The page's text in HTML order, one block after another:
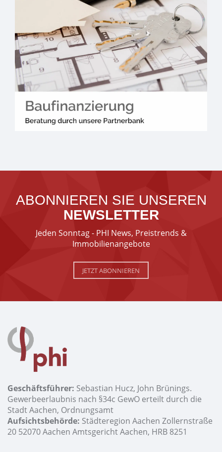
ABONNIEREN SIE UNSEREN
NEWSLETTER
Jeden Sonntag - PHI News, Preistrends &
Immobilienangebote
JETZT ABONNIEREN
Geschäftsführer: Sebastian Hucz, John Brünings.
Gewerbeerlaubnis nach §34c GewO erteilt durch die
Stadt Aachen, Ordnungsamt
Aufsichtsbehörde: Städteregion Aachen Zollernstraße
20 52070 Aachen Amtsgericht Aachen, HRB 8251